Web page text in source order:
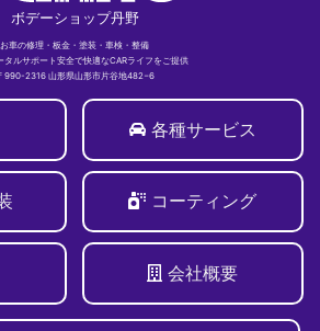
ボデーショップ丹野
お車の修理・板金・塗装・車検・整備
タルサポート安全で快適なCARライフをご提供
990-2316 山形県山形市片谷地482−6
各種サービス
コーティング
会社概要